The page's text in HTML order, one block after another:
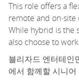
This role offers a
remote and on‑site
While hybrid is the
also choose to work
블리자드 엔터테인
에서 함께할시니어